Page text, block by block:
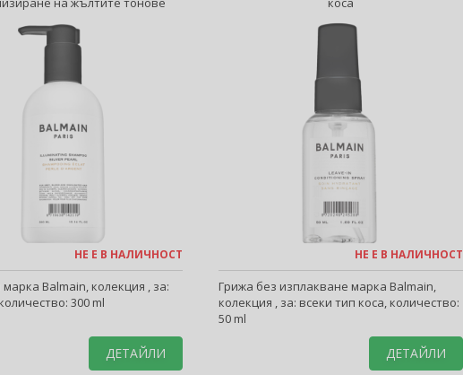
НЕ Е В НАЛИЧНОСТ
Balmain, колекция , за:
300 ml
ДЕТАЙЛИ
НЕ Е В НАЛИЧНОСТ
Грижа без изплакване марка Balmain,
колекция , за: всеки тип коса, количество:
50 ml
ДЕТАЙЛИ